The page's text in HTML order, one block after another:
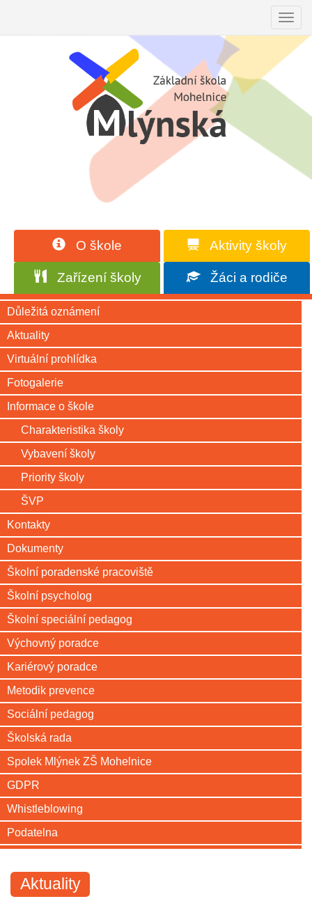
O škole Aktivity školy
Zařízení školy Žáci a rodiče
Důležitá oznámení
Aktuality
Virtuální prohlídka
Fotogalerie
Informace o škole
Charakteristika školy
Vybavení školy
Priority školy
ŠVP
Kontakty
Dokumenty
Školní poradenské pracoviště
Školní psycholog
Školní speciální pedagog
Výchovný poradce
Kariérový poradce
Metodik prevence
Sociální pedagog
Školská rada
Spolek Mlýnek ZŠ Mohelnice
GDPR
Whistleblowing
Podatelna
Aktuality